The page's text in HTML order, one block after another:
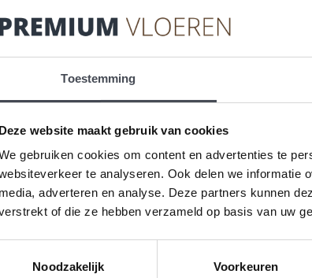
Toestemming
Deze website maakt gebruik van cookies
gebruiken cookies om content en advertenties te
te analyseren. Ook delen we informatie
media, adverteren en analyse. Deze partners kunnen
of die ze hebben verzameld op basis van uw
Noodzakelijk
Voorkeuren
van een prijsrange die begint bij budgetvriendelijke opties
eigenschappen, zoals extra dikke toplagen voor meer
overweeg dan om te kijken naar restpartijen of
prijs krijgen als je bereid bent om flexibel te zijn in je keuze.
PVC houtlook vloeren?
vloeren is iets wat je zelf kunt doen, mits je goed
deze moet schoon, droog en vlak zijn. Zorg ervoor dat
mes, liniaal en rolmaat.
fabrikant nauwkeurig op. Voor een verlijmde PVC vloer
Bij kliksystemen is het essentieel dat de panelen goed in